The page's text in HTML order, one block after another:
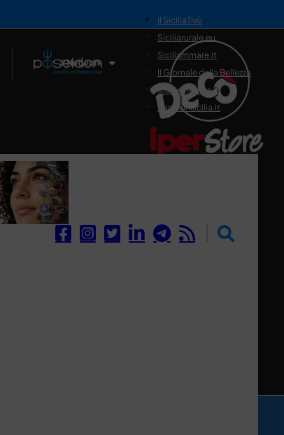
Il Network
il SiciliaTivù
Siciliarurale.eu
Siciliammare.it
Il Giornale della Bellezza
Siciliamedica.it
Sanitainsicilia.it